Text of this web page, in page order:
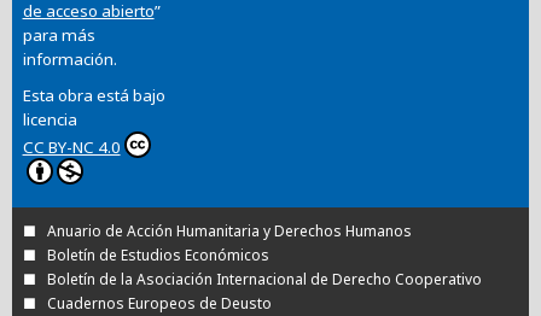
de acceso abierto”
para más
información.
Esta obra está bajo
licencia
CC BY-NC 4.0
Anuario de Acción Humanitaria y Derechos Humanos
Boletín de Estudios Económicos
Boletín de la Asociación Internacional de Derecho Cooperativo
Cuadernos Europeos de Deusto